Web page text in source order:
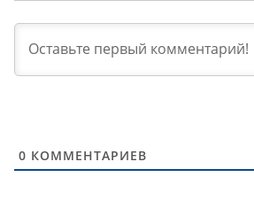
0 КОММЕНТАРИЕВ